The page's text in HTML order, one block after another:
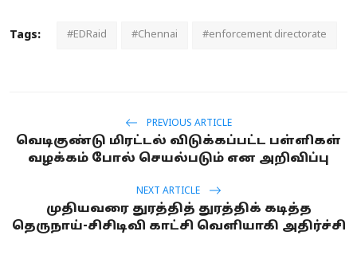
Tags: #EDRaid #Chennai #enforcement directorate
PREVIOUS ARTICLE
வெடிகுண்டு மிரட்டல் விடுக்கப்பட்ட பள்ளிகள்
வழக்கம் போல் செயல்படும் என அறிவிப்பு
NEXT ARTICLE
முதியவரை துரத்தித் துரத்திக் கடித்த
தெருநாய்-சிசிடிவி காட்சி வெளியாகி அதிர்ச்சி